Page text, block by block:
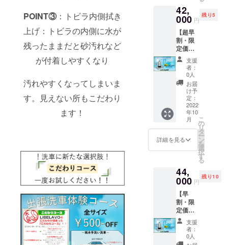
POINT③：トビラ内側拭き
上げ：トビラの内側に水が
残ったままだと砂汚れなど
が付着しやすくなり
汚れやすくなってしまいま
す。見えない所もこだわり
ます！
わせく
ださ
い。
ご提供
当日の
ご指定
場所の
ご記入
をお願
いいた
しま
す。 ま
た注意
事項を
御確認
お願い
いたし
ます。
点があ
りまし
わせく
ださ
い。
17.7㎥
未満
になり
ます。
（例：
アル
ファー
ド、ハ
アー）
備考欄
にお車
のメー
カーと
車種の
お願い
しま
ターン
ご提供
当日の
ご指定
場所の
ご記入
をお願
いいた
しま
からの
ご依頼
は出張
料はか
かりま
せん。
サイズ
につい
て：車
検証の
全長×全
幅×全高
＝サイ
XL
以上
になり
ます。
（例：
ランク
ル、ハ
イラッ
クス）
備考欄
洗車メ
ニュー
：１サ
イズダ
ウンの
価格で
ご利用
いただ
けま
す。
※SSサ
イズの
お客様
10％OO
Fになり
ます。
の御依
頼から
１年間
となり
ます。
③同時
にご依
頼で２
台目も
42,
000 円
残り5
【超早
割・限
定価
格】
￥47,00
0→"￥4
2,000"
￥5,000
-OFF イ
オン交
換樹脂
【5L】
の純水
機を限
定発
ンタッ
チで接
続完
了！す
ぐにお
使いい
ただけ
ます！
～メ
支援
者：
0人
お届
け予
定：
2022
年10
月
詳細を見る
こ
の
リ
タ
ー
ン
を
選
択
す
る
44,
000 円
残り10
【早
割・限
定価
格】
￥47,00
0→"￥4
4,000"
支援
者：
0人